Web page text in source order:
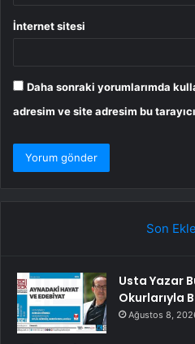
İnternet sitesi
Daha sonraki yorumlarımda
adresim ve site adresim bu
Son
Usta Yazar
Okurlarıyla
Ağustos 8,